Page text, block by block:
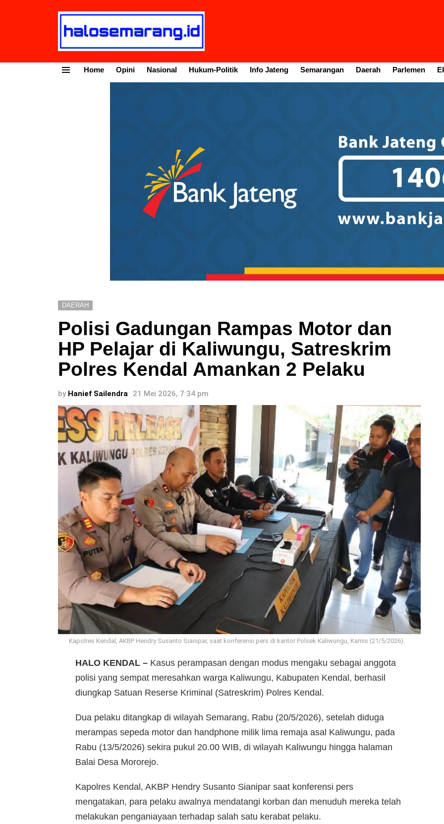
Home Opini Nasional Hukum-Politik Info Jateng Semarangan Daerah Parlemen
DAERAH
Polisi Gadungan Rampas Motor dan
HP Pelajar di Kaliwungu, Satreskrim
Polres Kendal Amankan 2 Pelaku
by Hanief Sailendra 21 Mei 2026, 7:34 pm
Kapolres Kendal, AKBP Hendry Susanto Sianipar, saat konferensi pers di kantor Polsek Kaliwungu, Kamis (21/5/2026).
HALO KENDAL – Kasus perampasan dengan modus mengaku sebagai anggota
polisi yang sempat meresahkan warga Kaliwungu, Kabupaten Kendal, berhasil
diungkap Satuan Reserse Kriminal (Satreskrim) Polres Kendal.
Dua pelaku ditangkap di wilayah Semarang, Rabu (20/5/2026), setelah diduga
merampas sepeda motor dan handphone milik lima remaja asal Kaliwungu, pada
Rabu (13/5/2026) sekira pukul 20.00 WIB, di wilayah Kaliwungu hingga halaman
Balai Desa Mororejo.
Kapolres Kendal, AKBP Hendry Susanto Sianipar saat konferensi pers
mengatakan, para pelaku awalnya mendatangi korban dan menuduh mereka telah
melakukan penganiayaan terhadap salah satu kerabat pelaku.